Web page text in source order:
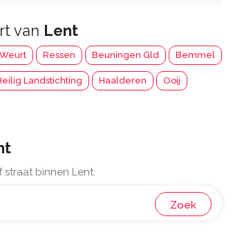
van Lent
Weurt Ressen Beuningen Gld Bemmel
Landstichting Haalderen Ooij
binnen Lent:
Zoek